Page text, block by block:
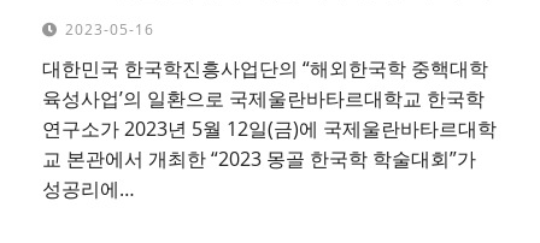
2023-05-16
대한민국 한국학진흥사업단의 “해외한국학 중핵대학
육성사업’의 일환으로 국제울란바타르대학교 한국학
연구소가 2023년 5월 12일(금)에 국제울란바타르대학
교 본관에서 개최한 “2023 몽골 한국학 학술대회”가
성공리에…